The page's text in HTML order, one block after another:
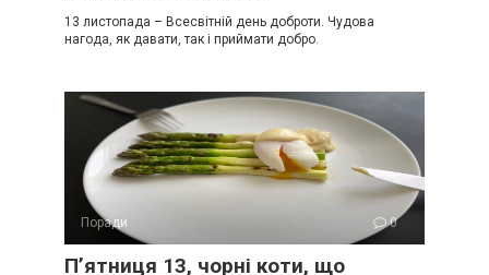
13 листопада – Всесвітній день доброти. Чудова
нагода, як давати, так і приймати добро.
Поради 0
Пʼятниця 13, чорні коти, що